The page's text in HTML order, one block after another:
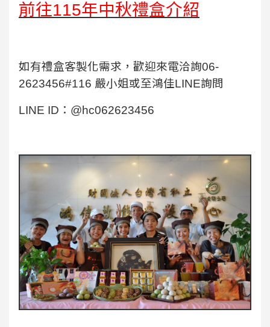
前往115年中秋禮盒介紹
如有禮盒客製化需求，歡迎來電洽詢06-
2623456#116 嚴小姐或至鴻佳LINE詢問
LINE ID：@hc062623456